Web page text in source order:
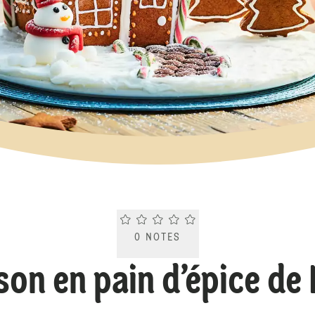
Current rating 0.0. Click to rate.
0 NOTES
en pain d’épice de